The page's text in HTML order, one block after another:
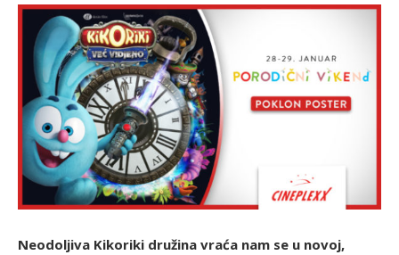
Neodoljiva Kikoriki družina vraća nam se u novoj,